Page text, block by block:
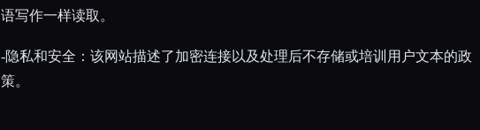
语写作一样读取。
-隐私和安全：该网站描述了加密连接以及处理后不存储或培训用户文本的政
策。